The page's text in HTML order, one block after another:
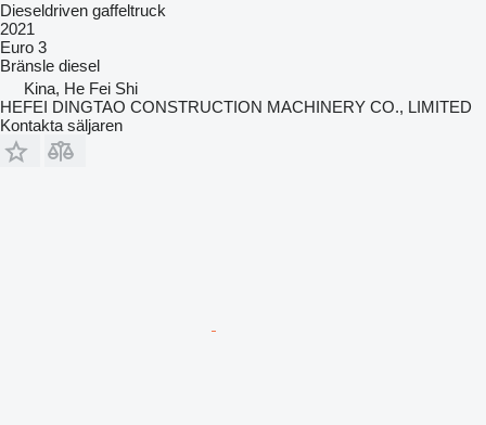
Dieseldriven gaffeltruck
2021
Euro 3
Bränsle diesel
Kina, He Fei Shi
HEFEI DINGTAO CONSTRUCTION MACHINERY CO., LIMITED
Kontakta säljaren